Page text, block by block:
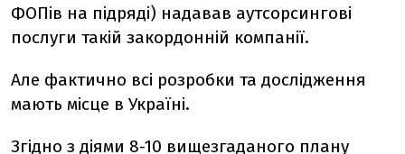
ФОПів на підряді) надавав аутсорсингові
послуги такій закордонній компанії.
Але фактично всі розробки та дослідження
мають місце в Україні.
Згідно з діями 8-10 вищезгаданого плану